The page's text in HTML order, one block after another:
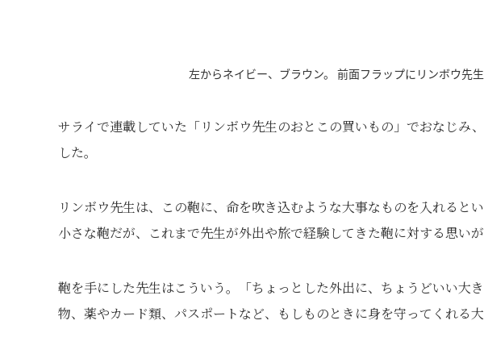
左からネイビー、ブラウン。 前面フラップにリンボウ先
サライで連載していた「リンボウ先生のおとこの買いもの」でおなじみ
した。
リンボウ先生は、この鞄に、命を吹き込むような大事なものを入れると
小さな鞄だが、これまで先生が外出や旅で経験してきた鞄に対する思いが
鞄を手にした先生はこういう。「ちょっとした外出に、ちょうどいい大
物、薬やカード類、パスポートなど、もしものときに身を守ってくれる